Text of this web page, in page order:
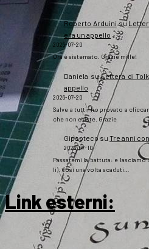
Roberto Arduinisu
e fa un appello
2026-07-20
Ora è sistemato. Grazie mille!
Daniela suLettera di
appello
2026-07-20
Salve a tutti, ho provato a
che non esiste. Grazie
Gipsotecosu Tre anni
2026-07-10
Passatemi la battuta: e
lì), così una volta scaduti…
Link esterni: